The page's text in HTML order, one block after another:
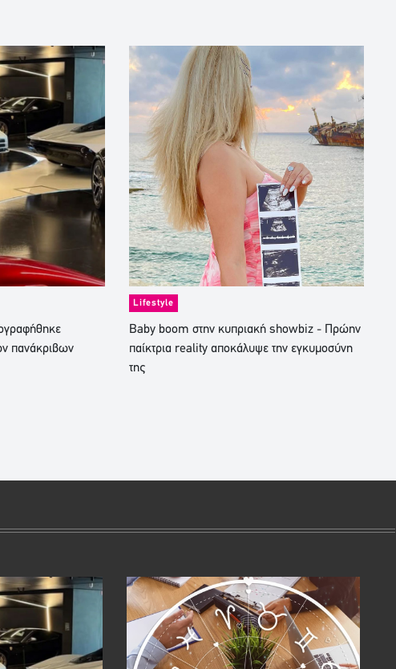
πανάκριβων
Lifestyle
Baby boom στην κυπριακή showbiz - Πρώην
παίκτρια reality αποκάλυψε την εγκυμοσύνη
της